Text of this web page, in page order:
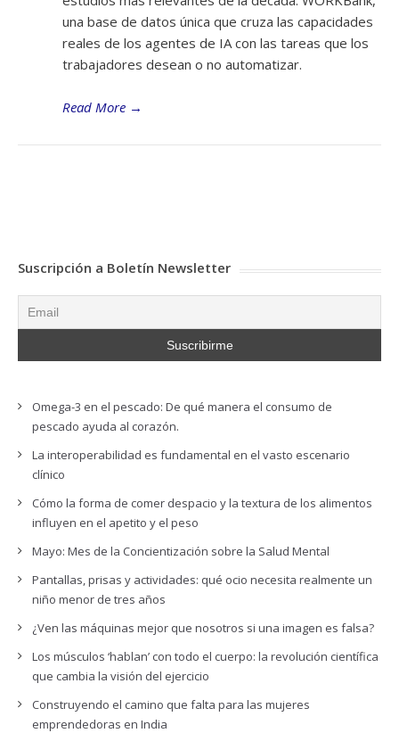
una base de datos única que cruza las capacidades
reales de los agentes de IA con las tareas que los
trabajadores desean o no automatizar.
Read More →
Suscripción a Boletín Newsletter
Omega-3 en el pescado: De qué manera el consumo de
pescado ayuda al corazón.
La interoperabilidad es fundamental en el vasto escenario
clínico
Cómo la forma de comer despacio y la textura de los alimentos
influyen en el apetito y el peso
Mayo: Mes de la Concientización sobre la Salud Mental
Pantallas, prisas y actividades: qué ocio necesita realmente un
niño menor de tres años
¿Ven las máquinas mejor que nosotros si una imagen es falsa?
Los músculos ‘hablan’ con todo el cuerpo: la revolución científica
que cambia la visión del ejercicio
Construyendo el camino que falta para las mujeres
emprendedoras en India